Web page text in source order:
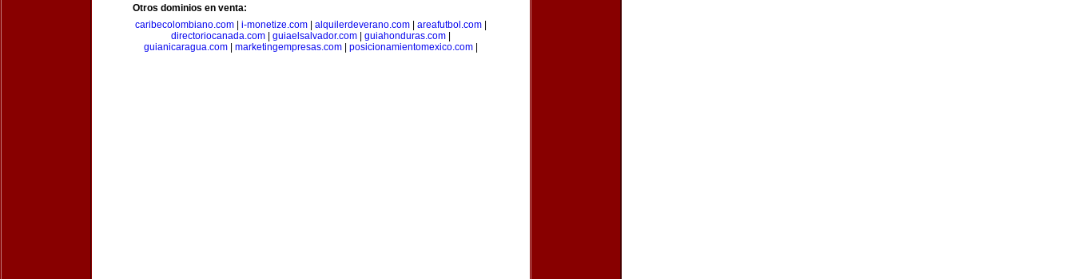
Otros dominios en venta:
caribecolombiano.com
i-monetize.com alquilerdeverano.com areafutbol.com
directoriocanada.com
guiaelsalvador.com guiahonduras.com
guianicaragua.com
marketingempresas.com posicionamientomexico.com